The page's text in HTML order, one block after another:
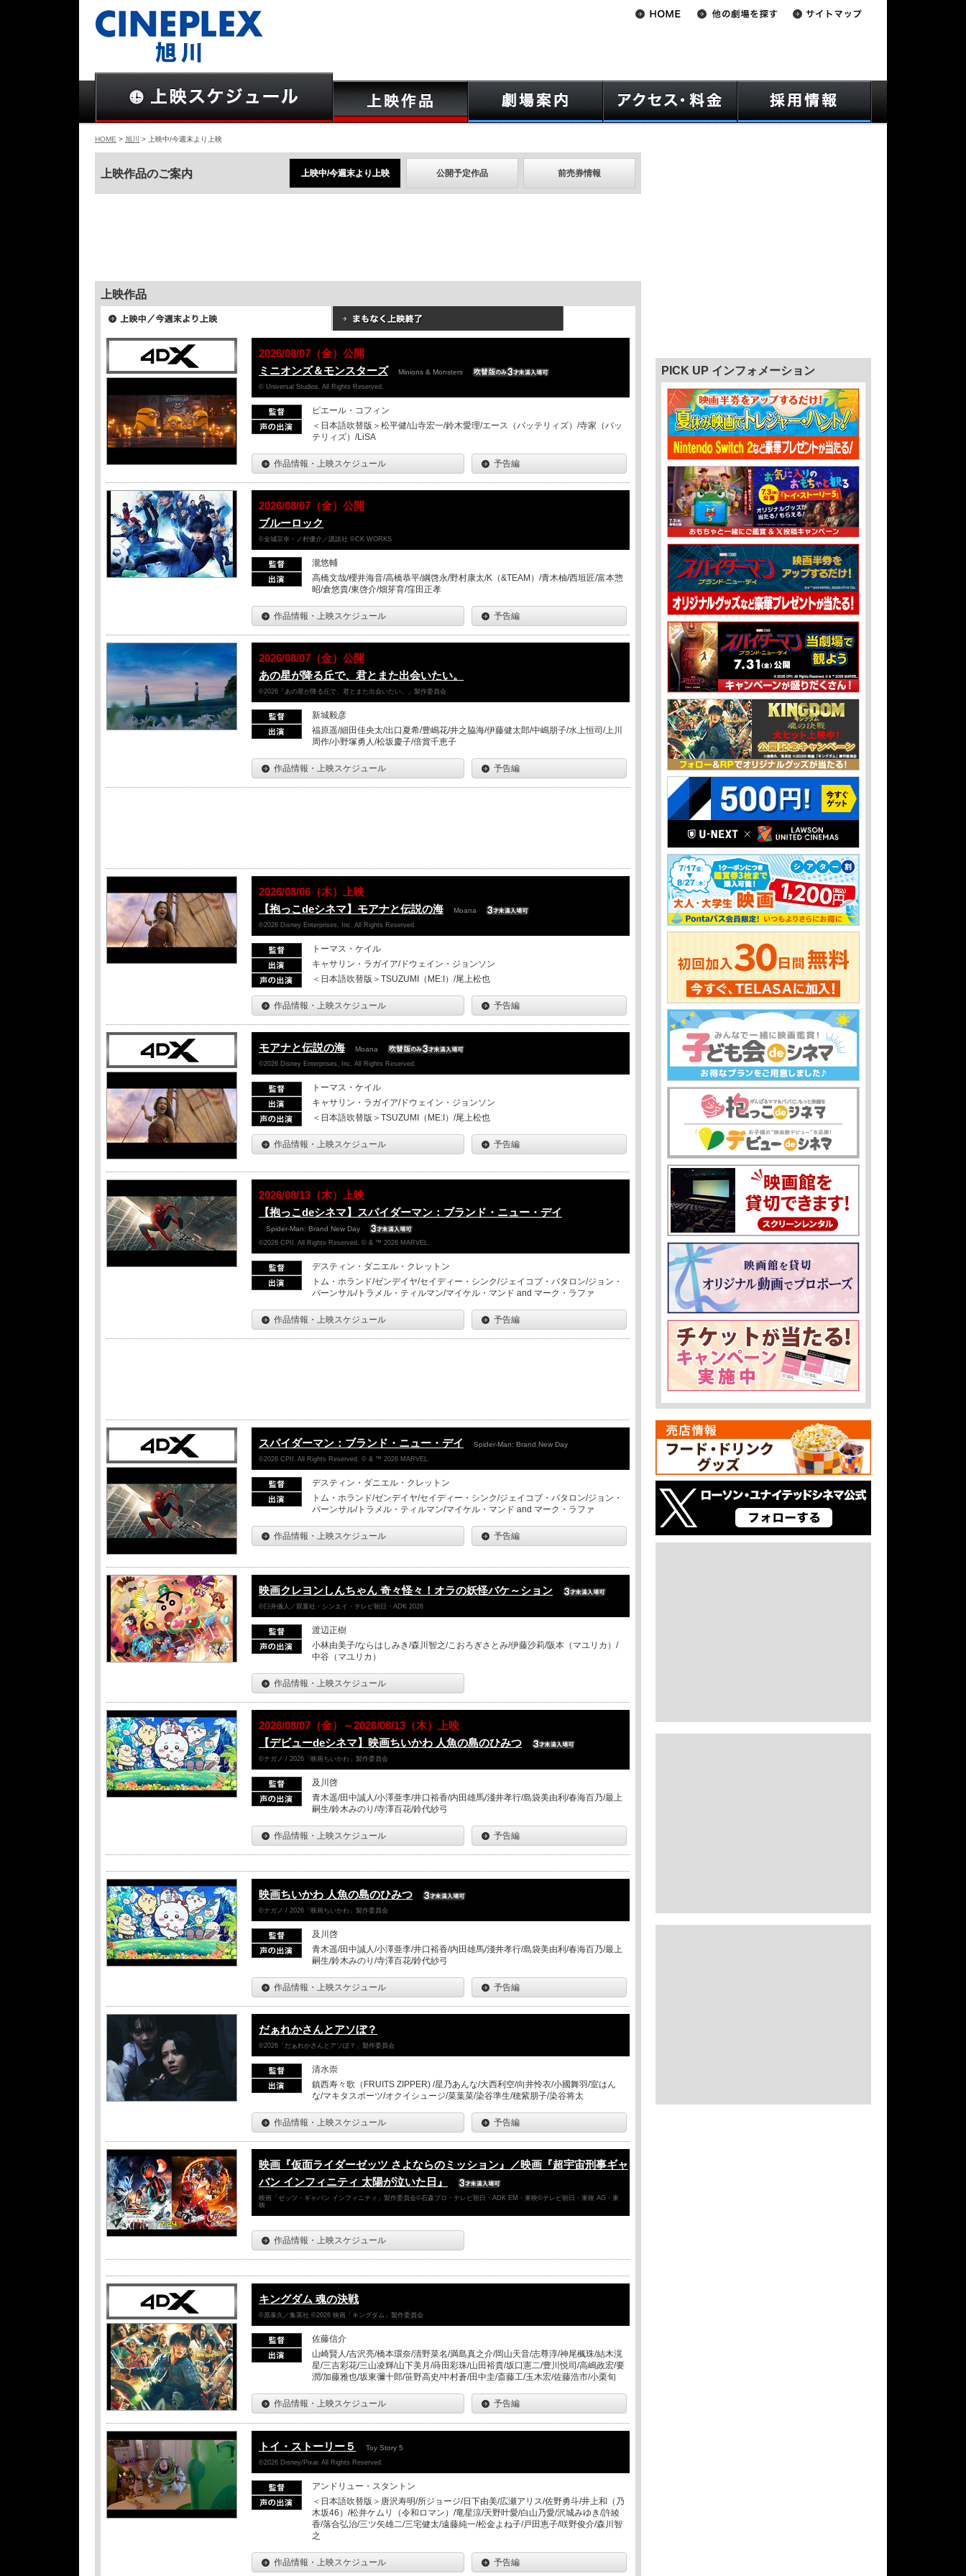
HOME > 旭川 > 上映中/今週末より上映
上映作品のご案内 上映中/今週末より上映 公開予定作品 前売券情報
上映作品
2026/08/07（金）公開
ミニオンズ＆モンスターズ
Minions & Monsters
© Universal Studios. All Rights Reserved.
ピエール・コフィン
＜日本語吹替版＞松平健/山寺宏一/鈴木愛理/エース（バッテリィズ）/寺家（バッ
テリィズ）/LiSA
作品情報・上映スケジュール 予告編
2026/08/07（金）公開
ブルーロック
©金城宗幸・ノ村優介／講談社 ©CK WORKS
瀧悠輔
高橋文哉/櫻井海音/高橋恭平/綱啓永/野村康太/K（&TEAM）/青木柚/西垣匠/富本惣
昭/倉悠貴/東啓介/畑芽育/窪田正孝
作品情報・上映スケジュール 予告編
2026/08/07（金）公開
あの星が降る丘で、君とまた出会いたい。
©2026「あの星が降る丘で、君とまた出会いたい。」製作委員会
新城毅彦
福原遥/細田佳央太/出口夏希/豊嶋花/井之脇海/伊藤健太郎/中嶋朋子/水上恒司/上川
周作/小野塚勇人/松坂慶子/倍賞千恵子
作品情報・上映スケジュール 予告編
2026/08/06（木）上映
【抱っこdeシネマ】モアナと伝説の海
Moana
©2026 Disney Enterprises, Inc. All Rights Reserved.
トーマス・ケイル
キャサリン・ラガイア/ドウェイン・ジョンソン
＜日本語吹替版＞TSUZUMI（ME:I）/尾上松也
作品情報・上映スケジュール 予告編
モアナと伝説の海 Moana
©2026 Disney Enterprises, Inc. All Rights Reserved.
トーマス・ケイル
キャサリン・ラガイア/ドウェイン・ジョンソン
＜日本語吹替版＞TSUZUMI（ME:I）/尾上松也
作品情報・上映スケジュール 予告編
2026/08/13（木）上映
【抱っこdeシネマ】スパイダーマン：ブランド・ニュー・デイ
Spider-Man: Brand New Day
©2026 CPII. All Rights Reserved. © & ™ 2026 MARVEL.
デスティン・ダニエル・クレットン
トム・ホランド/ゼンデイヤ/セイディー・シンク/ジェイコブ・バタロン/ジョン・
バーンサル/トラメル・ティルマン/マイケル・マンド and マーク・ラファ
作品情報・上映スケジュール 予告編
スパイダーマン：ブランド・ニュー・デイ Spider-Man: Brand New Day
©2026 CPII. All Rights Reserved. © & ™ 2026 MARVEL.
デスティン・ダニエル・クレットン
トム・ホランド/ゼンデイヤ/セイディー・シンク/ジェイコブ・バタロン/ジョン・
バーンサル/トラメル・ティルマン/マイケル・マンド and マーク・ラファ
作品情報・上映スケジュール 予告編
映画クレヨンしんちゃん 奇々怪々！オラの妖怪バケ～ション
©臼井儀人／双葉社・シンエイ・テレビ朝日・ADK 2026
渡辺正樹
小林由美子/ならはしみき/森川智之/こおろぎさとみ/伊藤沙莉/阪本（マユリカ）/
中谷（マユリカ）
作品情報・上映スケジュール
2026/08/07（金）～2026/08/13（木）上映
【デビューdeシネマ】映画ちいかわ 人魚の島のひみつ
©ナガノ / 2026「映画ちいかわ」製作委員会
及川啓
青木遥/田中誠人/小澤亜李/井口裕香/内田雄馬/淺井孝行/島袋美由利/春海百乃/最上
嗣生/鈴木みのり/寺澤百花/鈴代紗弓
作品情報・上映スケジュール 予告編
映画ちいかわ 人魚の島のひみつ
©ナガノ / 2026「映画ちいかわ」製作委員会
及川啓
青木遥/田中誠人/小澤亜李/井口裕香/内田雄馬/淺井孝行/島袋美由利/春海百乃/最上
嗣生/鈴木みのり/寺澤百花/鈴代紗弓
作品情報・上映スケジュール 予告編
だぁれかさんとアソぼ？
©2026「だぁれかさんとアソぼ？」製作委員会
清水崇
鎮西寿々歌（FRUITS ZIPPER) /星乃あんな/大西利空/向井怜衣/小國舞羽/室はん
な/マキタスポーツ/オクイシュージ/菜葉菜/染谷準生/穂紫朋子/染谷将太
作品情報・上映スケジュール 予告編
映画『仮面ライダーゼッツ さよならのミッション』／映画『超宇宙刑事ギャ
バン インフィニティ 太陽が泣いた日』
映画「ゼッツ・ギャバン インフィニティ」製作委員会©石森プロ・テレビ朝日・ADK EM・東映©テレビ朝日・東映 AG・東
映
作品情報・上映スケジュール
キングダム 魂の決戦
©原泰久／集英社 ©2026 映画「キングダム」製作委員会
佐藤信介
山崎賢人/吉沢亮/橋本環奈/清野菜名/満島真之介/岡山天音/志尊淳/神尾楓珠/結木滉
星/三吉彩花/三山凌輝/山下美月/蒔田彩珠/山田裕貴/坂口憲二/豊川悦司/高嶋政宏/要
潤/加藤雅也/坂東彌十郎/笹野高史/中村蒼/田中圭/斎藤工/玉木宏/佐藤浩市/小栗旬
作品情報・上映スケジュール 予告編
トイ・ストーリー５ Toy Story 5
©2026 Disney/Pixar. All Rights Reserved.
アンドリュー・スタントン
＜日本語吹替版＞唐沢寿明/所ジョージ/日下由美/広瀬アリス/佐野勇斗/井上和（乃
木坂46）/松井ケムリ（令和ロマン）/竜星涼/天野叶愛/白山乃愛/沢城みゆき/許綾
香/落合弘治/三ツ矢雄二/三宅健太/遠藤純一/松金よね子/戸田恵子/咲野俊介/森川智
之
作品情報・上映スケジュール 予告編
PICK UP インフォメーション